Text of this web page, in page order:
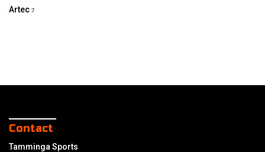
Artec 7
Contact
Tamminga Sports